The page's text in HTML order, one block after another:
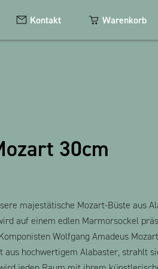
Schlüsselanhänger
Kontakt Warenkorb
30cm
majestätische Mozart-Büste aus
auf einem edlen Marmorsockel
Wolfgang Amadeus
aus hochwertigem Alabaster, strahlt